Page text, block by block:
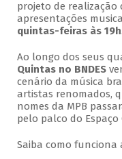
projeto de
apresentações
quintas-feiras às 19h.
Ao longo dos seus
Quintas no BNDES
cenário da música
artistas renomados,
nomes da MPB
pelo palco do Espaço
Saiba como funciona